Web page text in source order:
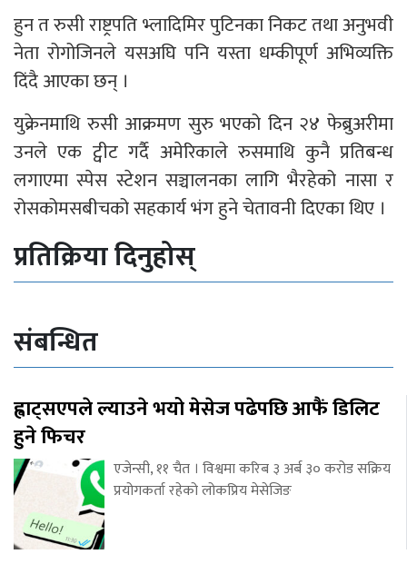
हुन त रुसी राष्ट्रपति भ्लादिमिर पुटिनका निकट तथा अनुभवी
नेता रोगोजिनले यसअघि पनि यस्ता धम्कीपूर्ण अभिव्यक्ति
दिंदै आएका छन् ।
युक्रेनमाथि रुसी आक्रमण सुरु भएको दिन २४ फेब्रुअरीमा
उनले एक ट्वीट गर्दै अमेरिकाले रुसमाथि कुनै प्रतिबन्ध
लगाएमा स्पेस स्टेशन सञ्चालनका लागि भैरहेको नासा र
रोसकोमसबीचको सहकार्य भंग हुने चेतावनी दिएका थिए ।
प्रतिक्रिया दिनुहोस्
संबन्धित
ह्वाट्सएपले ल्याउने भयो मेसेज पढेपछि आफैं डिलिट
हुने फिचर
एजेन्सी, ११ चैत । विश्वमा करिब ३ अर्ब ३० करोड सक्रिय
प्रयोगकर्ता रहेको लोकप्रिय मेसेजिङ